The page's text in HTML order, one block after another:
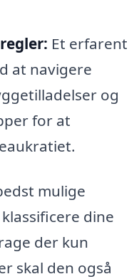
Et erfarent
at navigere
og
for at
mulige
dine
der kun
skal den også